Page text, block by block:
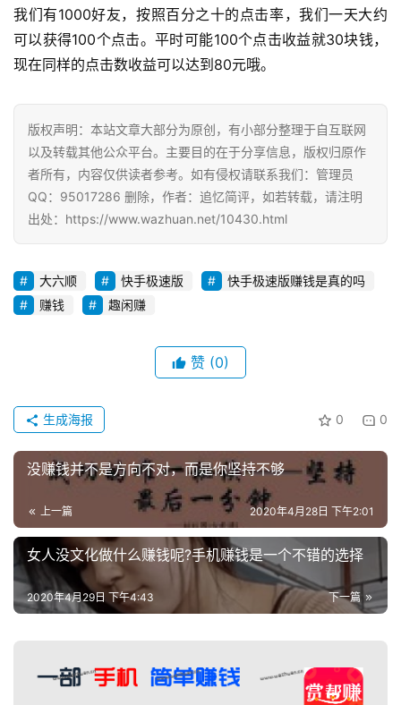
我们有1000好友，按照百分之十的点击率，我们一天大约
可以获得100个点击。平时可能100个点击收益就30块钱，
现在同样的点击数收益可以达到80元哦。
版权声明：本站文章大部分为原创，有小部分整理于自互联网
以及转载其他公众平台。主要目的在于分享信息，版权归原作
者所有，内容仅供读者参考。如有侵权请联系我们：管理员
QQ：95017286 删除，作者：追忆简评，如若转载，请注明
出处：https://www.wazhuan.net/10430.html
大六顺 快手极速版
快手极速版赚钱是真的吗
赚钱
趣闲赚
赞 (0)
0 0
生成海报
没赚钱并不是方向不对，而是你坚持不够
上一篇 2020年4月28日 下午2:01
女人没文化做什么赚钱呢?手机赚钱是一个不错的选择
下一篇
2020年4月29日 下午4:43